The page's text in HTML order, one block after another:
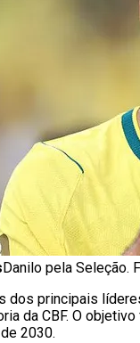
Danilo pela Seleção.
dos principais
da CBF. O
2030.